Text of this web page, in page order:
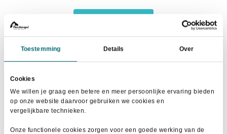
Toestemming Details Over
Cookies
We willen je graag een betere en meer persoonlijke ervaring bieden
op onze website daarvoor gebruiken we cookies en
vergelijkbare technieken.
Onze functionele cookies zorgen voor een goede werking van de
Dit
heeft
meerdere
variaties.
optie
kan
worden
- 25%